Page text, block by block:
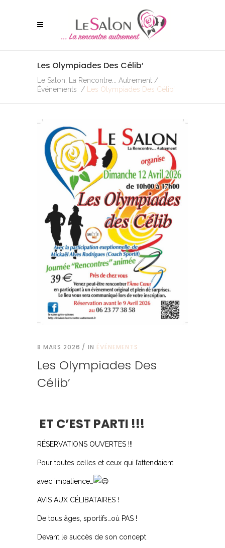
Les Olympiades Des Célib’
Le Salon, La Rencontre... Autrement /
Événements / Les Olympiades Des Célib’
8 MARS 2026 IN ÉVÉNEMENTS
Les Olympiades Des
Célib’
ET C’EST PARTI !!!
RÉSERVATIONS OUVERTES !!!
Pour toutes celles et ceux qui l’attendaient
avec impatience…
AVIS AUX CÉLIBATAIRES !
De tous âges, sportifs…où PAS !
Devant le succès de son concept